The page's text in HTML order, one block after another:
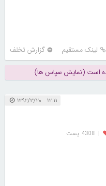
لینک مستقیم گزارش تخلف
است (نمایش سپاس ها)
۱۲:۱۱ ۱۳۹۲/۳/۲۰
| 4308 پست